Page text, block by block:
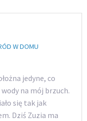
W DOMU
jedyne, co
wody na mój brzuch.
się tak jak
Dziś Zuzia ma